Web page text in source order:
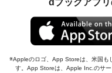
dブックアプ
Appleのロゴ、App Storeは、米国も
す。App Storeは、Apple Inc.のサー